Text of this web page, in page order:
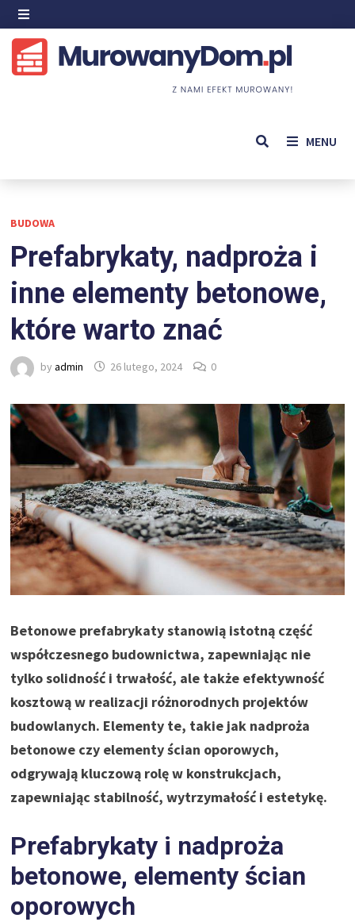
Skip
to
content
MENU
MENU
BUDOWA
Prefabrykaty, nadproża i
inne elementy betonowe,
które warto znać
byadmin 26 lutego, 2024 0
Betonowe prefabrykaty stanowią istotną część
współczesnego budownictwa, zapewniając nie
tylko solidność i trwałość, ale także efektywność
kosztową w realizacji różnorodnych projektów
budowlanych. Elementy te, takie jak nadproża
betonowe czy elementy ścian oporowych,
odgrywają kluczową rolę w konstrukcjach,
zapewniając stabilność, wytrzymałość i estetykę.
Prefabrykaty i nadproża
betonowe, elementy ścian
oporowych